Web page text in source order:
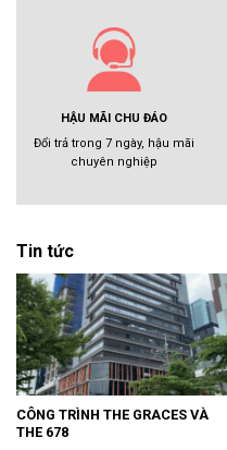
HẬU MÃI CHU ĐÁO
Đổi trả trong 7 ngày, hậu mãi
chuyên nghiệp
Tin tức
CÔNG TRÌNH THE GRACES VÀ
THE 678